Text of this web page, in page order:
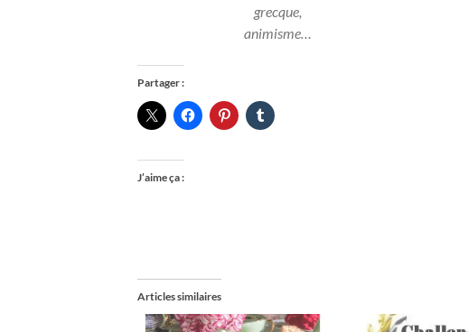
grecque,
animisme…
Partager :
J’aime ça :
Articles similaires